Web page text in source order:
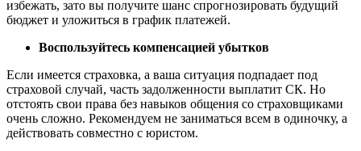
избежать, зато вы получите шанс спрогнозировать будущий
бюджет и уложиться в график платежей.
Воспользуйтесь компенсацией убытков
Если имеется страховка, а ваша ситуация подпадает под
страховой случай, часть задолженности выплатит СК. Но
отстоять свои права без навыков общения со страховщиками
очень сложно. Рекомендуем не заниматься всем в одиночку, а
действовать совместно с юристом.